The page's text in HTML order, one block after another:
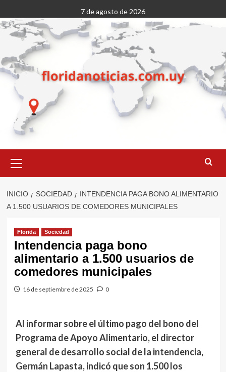
al
contenido
7 de agosto de 2026
primario
INICIO SOCIEDAD
INTENDENCIA PAGA BONO ALIMENTARIO
A 1.500 USUARIOS DE COMEDORES MUNICIPALES
Florida Sociedad
Intendencia paga bono
alimentario a 1.500 usuarios de
comedores municipales
16 de septiembre de 2025 0
Al informar sobre el último pago del bono del
Programa de Apoyo Alimentario, el director
general de desarrollo social de la intendencia,
Germán Lapasta, indicó que son 1.500 los